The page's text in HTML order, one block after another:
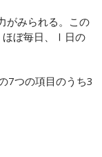
がみられる。この
ほぼ毎日、Ⅰ日の
7つの項目のうち3